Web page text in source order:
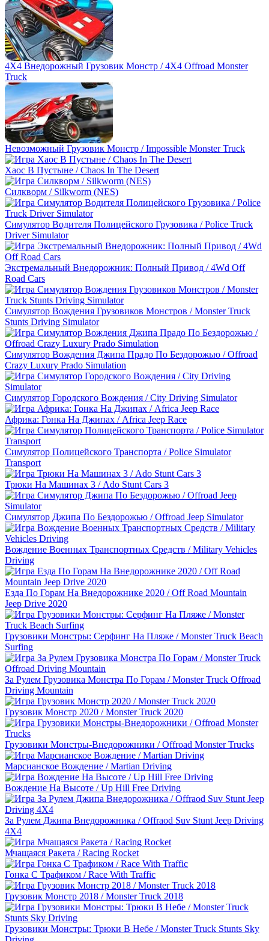
4X4 Внедорожный Грузовик Монстр / 4X4 Offroad Monster
Truck
Невозможный Грузовик Монстр / Impossible Monster Truck
Хаос В Пустыне / Chaos In The Desert
Силкворм / Silkworm (NES)
Симулятор Водителя Полицейского Грузовика / Police Truck
Driver Simulator
Экстремальный Внедорожник: Полный Привод / 4Wd Off
Road Cars
Симулятор Вождения Грузовиков Монстров / Monster Truck
Stunts Driving Simulator
Симулятор Вождения Джипа Прадо По Бездорожью / Offroad
Crazy Luxury Prado Simulation
Симулятор Городского Вождения / City Driving Simulator
Африка: Гонка На Джипах / Africa Jeep Race
Симулятор Полицейского Транспорта / Police Simulator
Transport
Трюки На Машинах 3 / Ado Stunt Cars 3
Симулятор Джипа По Бездорожью / Offroad Jeep Simulator
Вождение Военных Транспортных Средств / Military Vehicles
Driving
Езда По Горам На Внедорожнике 2020 / Off Road Mountain
Jeep Drive 2020
Грузовики Монстры: Серфинг На Пляже / Monster Truck Beach
Surfing
За Рулем Грузовика Монстра По Горам / Monster Truck Offroad
Driving Mountain
Грузовик Монстр 2020 / Monster Truck 2020
Грузовики Монстры-Внедорожники / Offroad Monster Trucks
Марсианское Вождение / Martian Driving
Вождение На Высоте / Up Hill Free Driving
За Рулем Джипа Внедорожника / Offraod Suv Stunt Jeep Driving
4X4
Мчащаяся Ракета / Racing Rocket
Гонка С Трафиком / Race With Traffic
Грузовик Монстр 2018 / Monster Truck 2018
Грузовики Монстры: Трюки В Небе / Monster Truck Stunts Sky